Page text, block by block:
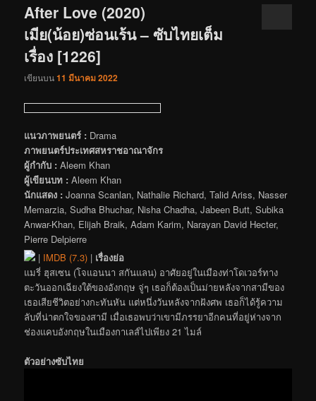
After Love (2020)
เมีย(น้อย)ซ่อนเร้น – ซับไทยเต็ม
เรื่อง [1226]
เขียนบน11 มีนาคม 2022
แนวภาพยนตร์ : Drama
ภาพยนตร์ประเทศสหราชอาณาจักร
ผู้กำกับ : Aleem Khan
ผู้เขียนบท : Aleem Khan
นักแสดง : Joanna Scanlan, Nathalie Richard, Talid Ariss, Nasser
Memarzia, Sudha Bhuchar, Nisha Chadha, Jabeen Butt, Subika
Anwar-Khan, Elijah Braik, Adam Karim, Narayan David Hecter,
Pierre Delpierre
| IMDB (7.3) | เรื่องย่อ
แมรี่ ฮุสเซน (โจแอนนา สกันแลน) อาศัยอยู่ในเมืองท่าโดเวอร์ทาง
ตะวันออกเฉียงใต้ของอังกฤษ จู่ๆ เธอก็ต้องเป็นม่ายหลังจากสามีของ
เธอเสียชีวิตอย่างกะทันหัน แต่หนึ่งวันหลังจากฝังศพ เธอก็ได้รู้ความ
ลับที่น่าตกใจของสามี เมื่อเธอพบว่าเขามีภรรยาอีกคนที่อยู่ห่างจาก
ช่องแคบอังกฤษในเมืองกาเลส์ไปเพียง 21 ไมล์
ตัวอย่างซับไทย